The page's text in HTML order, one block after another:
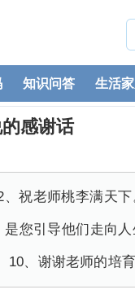
知识问答 生活
感谢话
祝老师桃李满天
您引导他们走向
、谢谢老师的培